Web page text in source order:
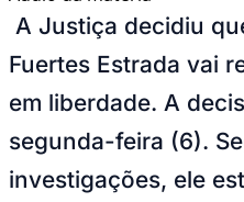
A Justiça decidiu
Fuertes Estrada vai
em liberdade. A
segunda-feira (6).
investigações, ele